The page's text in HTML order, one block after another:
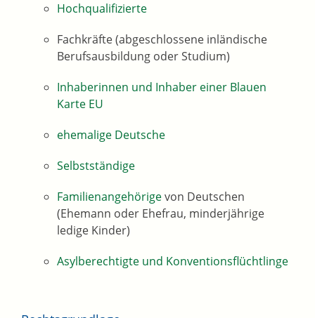
Hochqualifizierte
Fachkräfte (abgeschlossene inländische
Berufsausbildung oder Studium)
Inhaberinnen und Inhaber einer Blauen
Karte EU
ehemalige Deutsche
Selbstständige
Familienangehörigevon Deutschen
(Ehemann oder Ehefrau, minderjährige
ledige Kinder)
Asylberechtigte und Konventionsflüchtlinge